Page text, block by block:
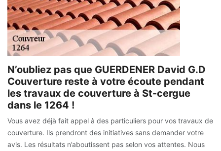
N’oubliez pas que GUERDENER David G.D
Couverture reste à votre écoute pendant
les travaux de couverture à St-cergue
dans le 1264 !
Vous avez déjà fait appel à des particuliers pour vos travaux de
couverture. Ils prendront des initiatives sans demander votre
avis. Les résultats n’aboutissent pas selon vos attentes. Nous